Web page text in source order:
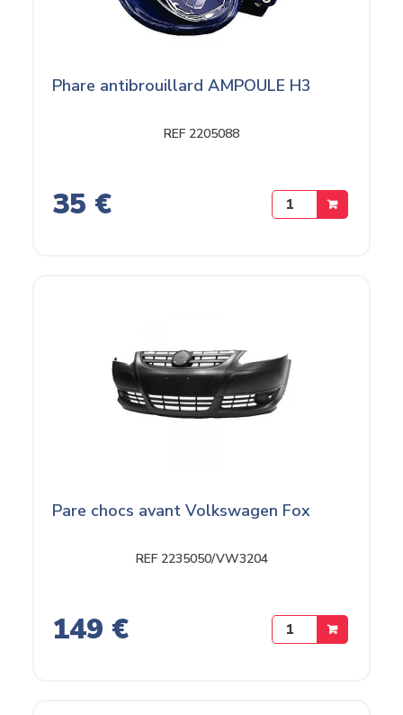
Phare antibrouillard AMPOULE H3
REF 2205088
35 €
Pare chocs avant Volkswagen Fox
REF 2235050/VW3204
149 €